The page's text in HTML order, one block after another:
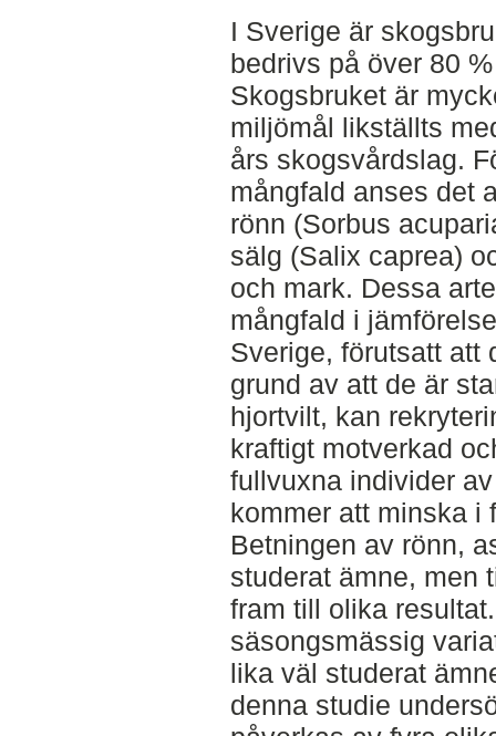
I Sverige är
bedrivs på över 80
Skogsbruket är
miljömål likställts
års skogsvårdslag.
mångfald anses det
rönn (Sorbus
sälg (Salix caprea)
och mark. Dessa
mångfald i
Sverige, förutsatt att
grund av att de är
hjortvilt, kan
kraftigt motverkad
fullvuxna individer
kommer att minska i
Betningen av rönn,
studerat ämne, men
fram till olika
säsongsmässig
lika väl studerat
denna studie